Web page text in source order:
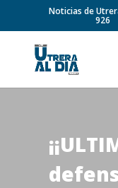
Noticias de
926